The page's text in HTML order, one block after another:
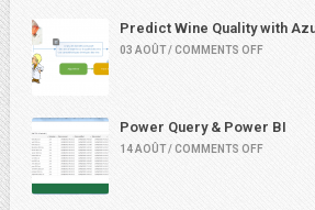
Predict Wine Quality with
03 AOÛT / COMMENTS OFF
Power Query & Power BI
14 AOÛT / COMMENTS OFF